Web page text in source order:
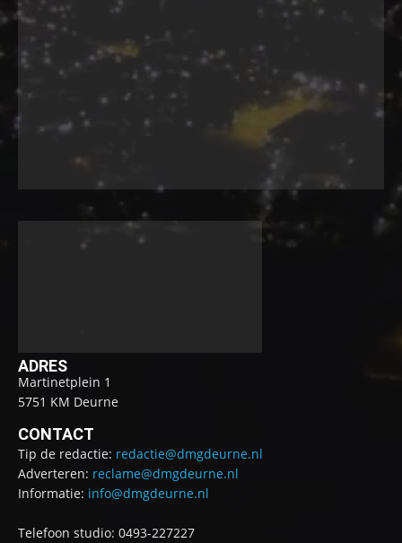
ADRES
Martinetplein 1
5751 KM Deurne
CONTACT
Tip de redactie: redactie@dmgdeurne.nl
Adverteren: reclame@dmgdeurne.nl
Informatie: info@dmgdeurne.nl
Telefoon studio: 0493-227227